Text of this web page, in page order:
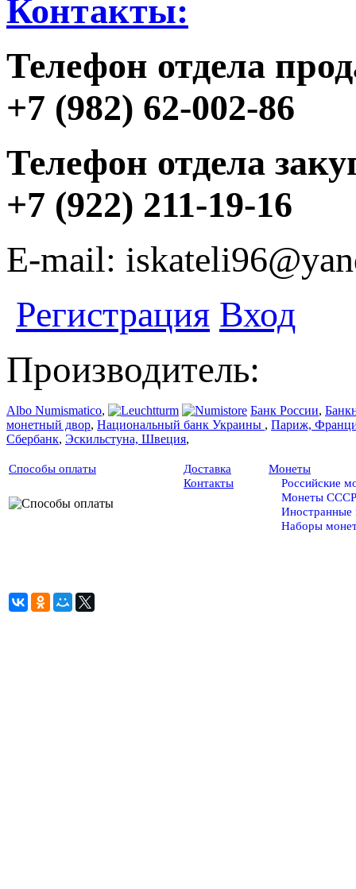
Контакты:
Телефон отдела
+7 (982) 62-002-86
Телефон отдела
+7 (922) 211-19-16
E-mail:
Регистрация Вход
Производитель:
Albo Numismatico, Банк России,
монетный двор, Национальный банк Украины , Париж,
Сбербанк, Эскильстуна, Швеция,
Способы оплаты
Доставка
Контакты
Монеты
Российские
Монеты СССР
Иностранные
Наборы